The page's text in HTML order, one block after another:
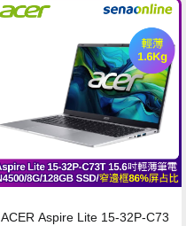
ACER Aspire Lite 15-32P-C73